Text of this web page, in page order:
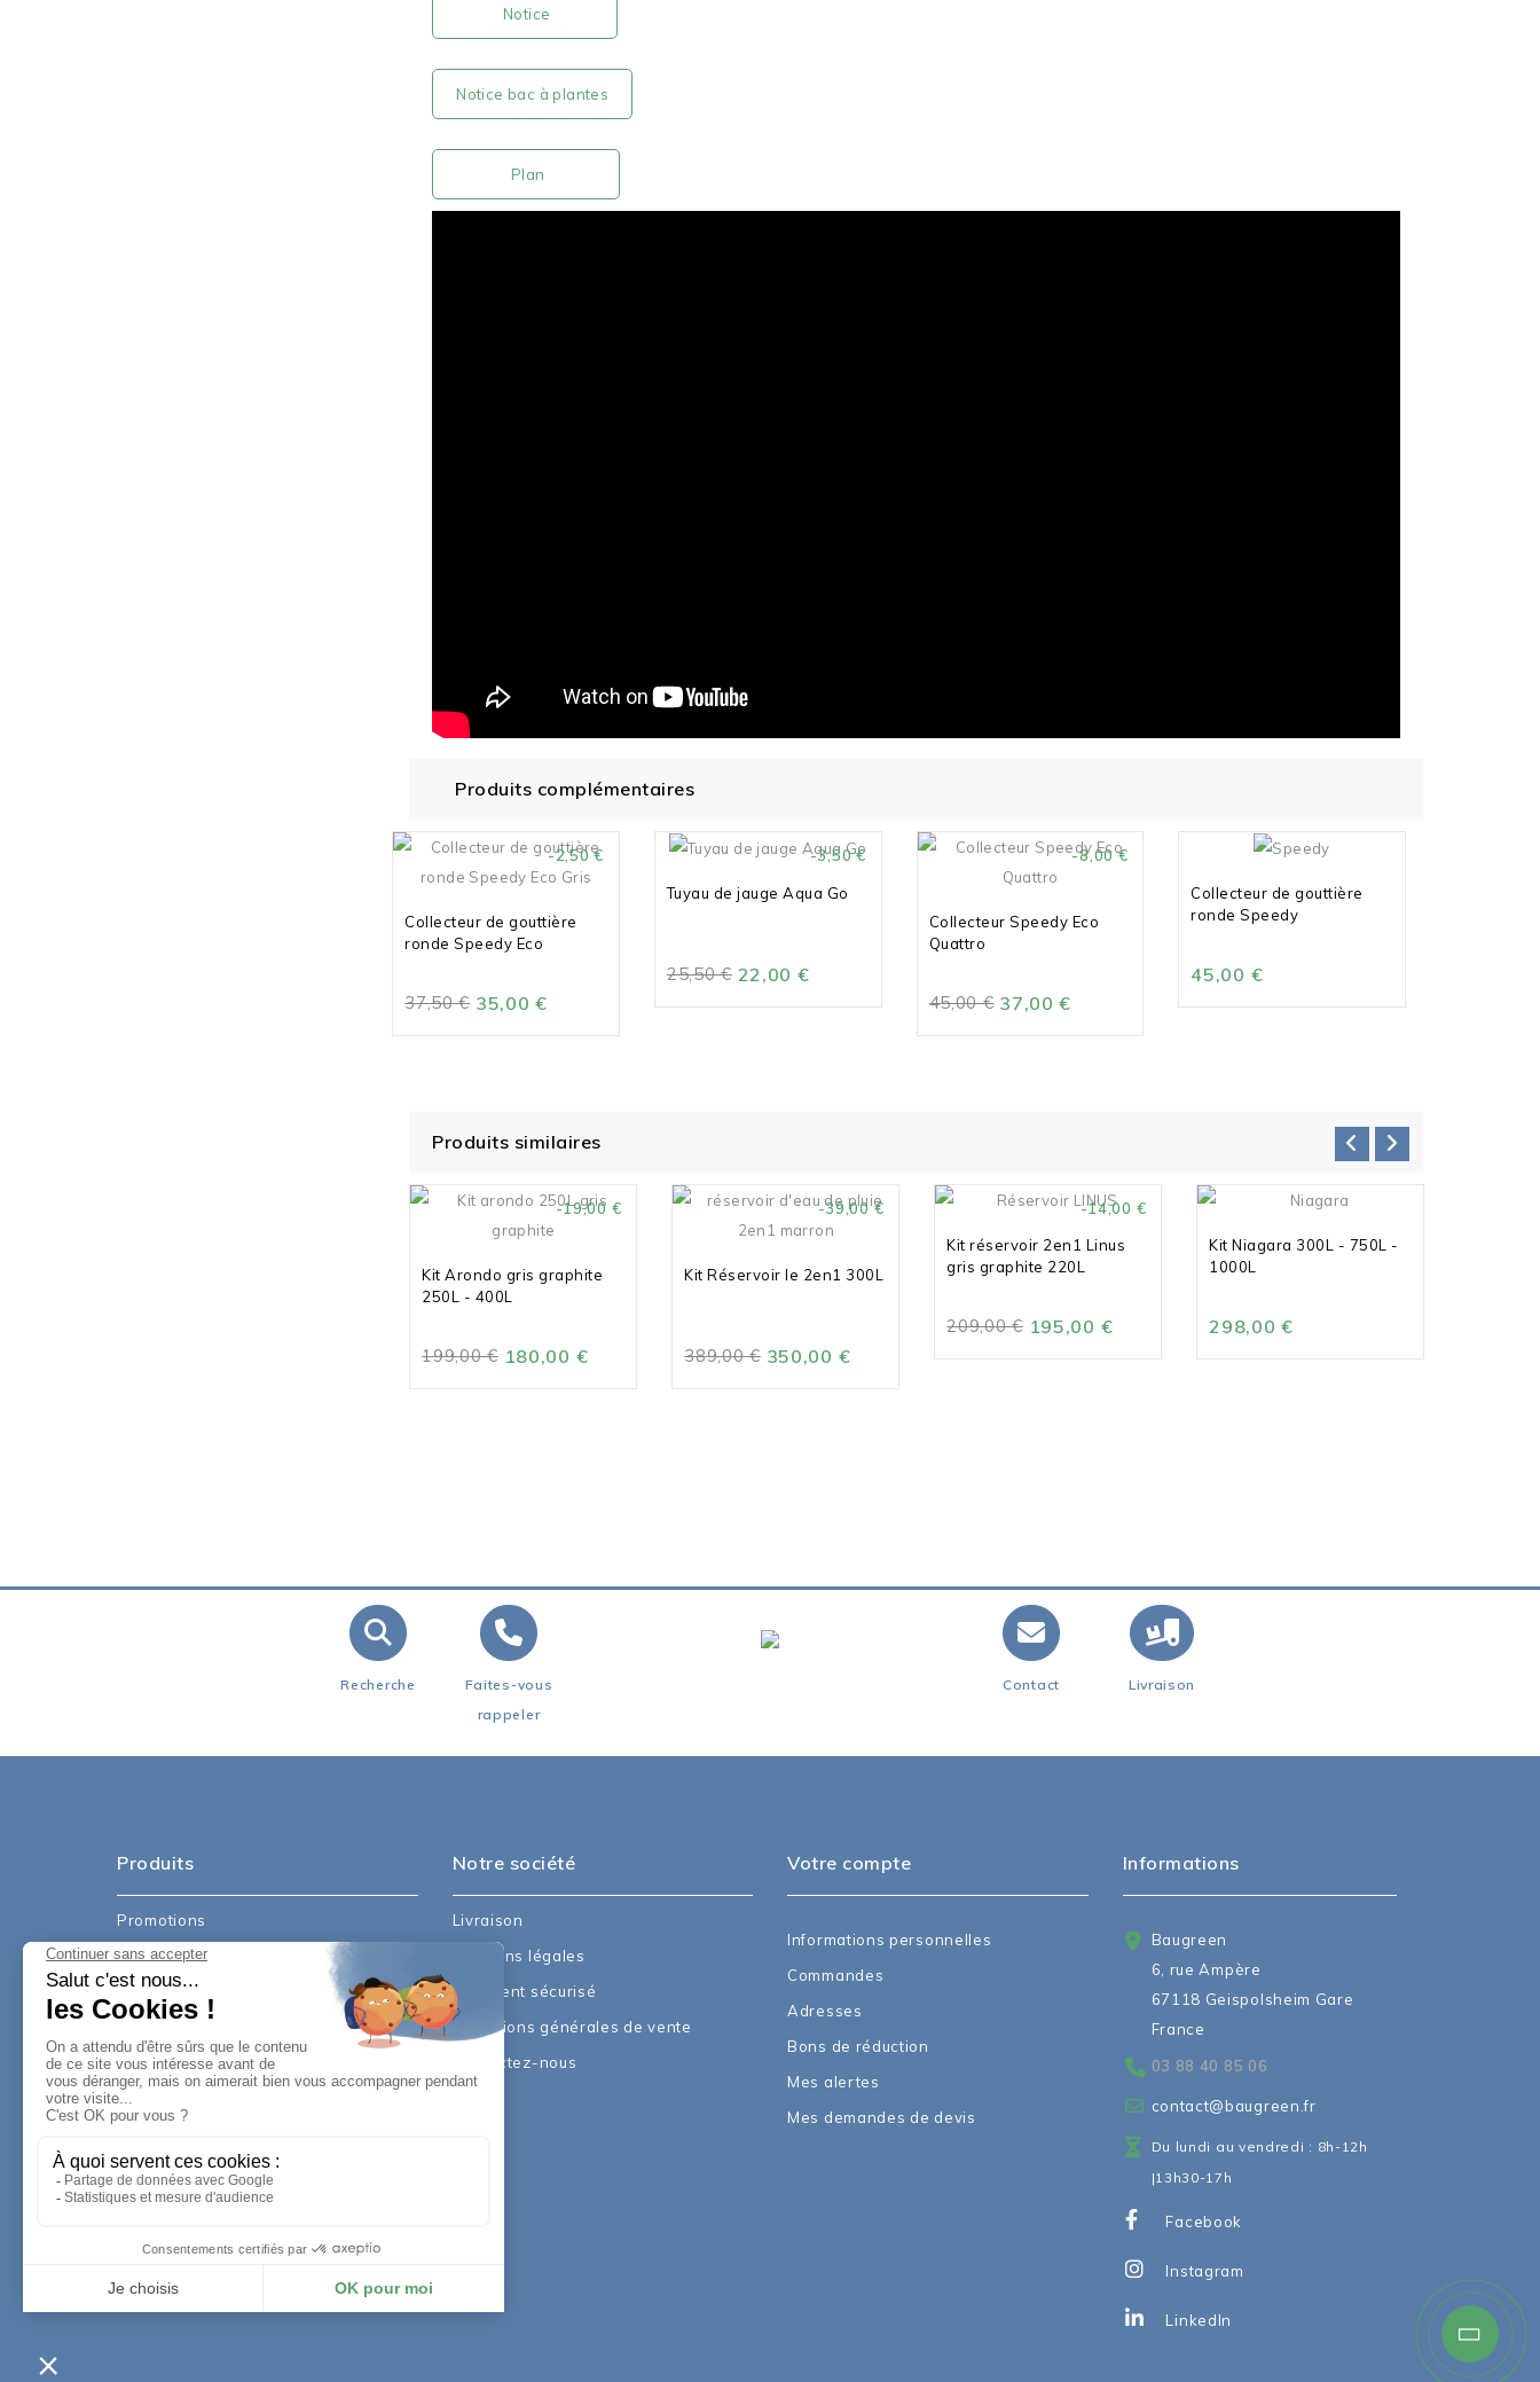
Notice
Notice bac à plantes
Plan
Produits similaires
Kit Arondo gris graphite
250L - 400L
199,00 €
-19,00 €
180,00 €
Kit Réservoir le 2en1 300L
389,00 €
-39,00 €
350,00 €
Kit réservoir 2en1 Linus
gris graphite 220L
209,00 €
-14,00 €
195,00 €
Kit Niagara 300L - 750L -
1000L
298,00 €
Produits complémentaires
Collecteur de gouttière
ronde Speedy Eco
37,50 €
-2,50 €
35,00 €
Tuyau de jauge Aqua Go
25,50 €
-3,50 €
22,00 €
Collecteur Speedy Eco
Quattro
45,00 €
-8,00 €
37,00 €
Collecteur de gouttière
ronde Speedy
45,00 €
Recherche
Faites-vous
rappeler
Contact Livraison
Produits
Promotions
Nouveaux produits
Meilleures ventes
Notre société
Livraison
Mentions légales
Paiement sécurisé
Conditions générales de vente
Contactez-nous
Votre compte
Informations personnelles
Commandes
Adresses
Bons de réduction
Mes alertes
Mes demandes de devis
Informations
Baugreen
6, rue Ampère
67118 Geispolsheim Gare
France
03 88 40 85 06
contact@baugreen.fr
Du lundi au vendredi : 8h-12h
|13h30-17h
Facebook
Instagram
LinkedIn